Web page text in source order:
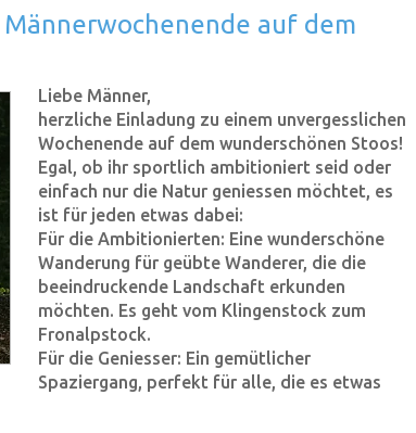
auf dem
Liebe Männer,
herzliche Einladung zu einem unvergesslichen
Wochenende auf dem wunderschönen Stoos!
Egal, ob ihr sportlich ambitioniert seid oder
einfach nur die Natur geniessen möchtet, es
ist für jeden etwas dabei:
Für die Ambitionierten: Eine wunderschöne
Wanderung für geübte Wanderer, die die
beeindruckende Landschaft erkunden
möchten. Es geht vom Klingenstock zum
Fronalpstock.
Für die Geniesser: Ein gemütlicher
Spaziergang, perfekt für alle, die es etwas